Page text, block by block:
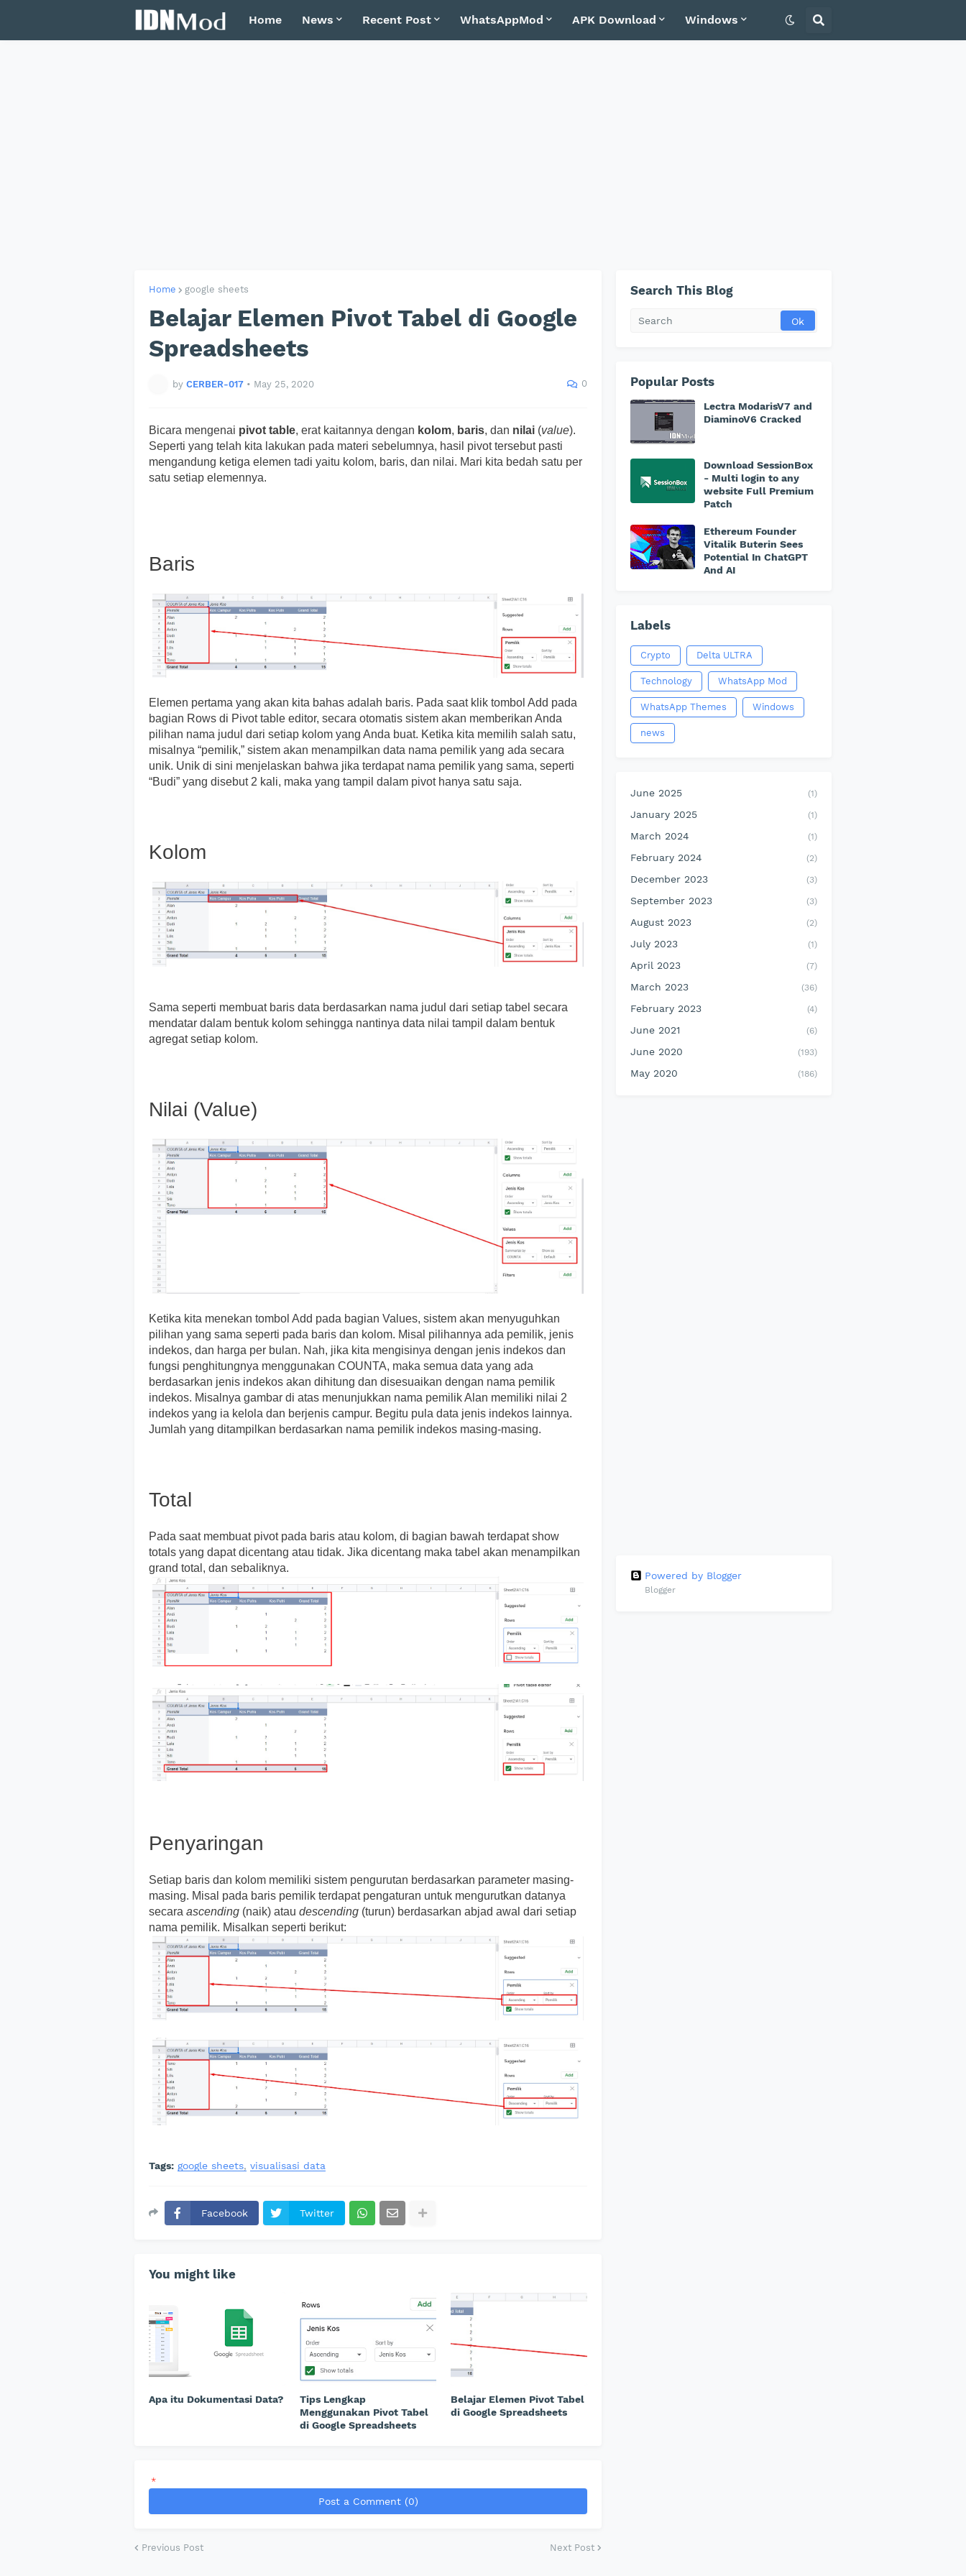
Home News Recent Post WhatsAppMod APK Download Windows
Home google sheets
Belajar Elemen Pivot Tabel di Google
Spreadsheets
by CERBER-017 • May 25, 2020 0
Bicara mengenai pivot table, erat kaitannya dengan kolom, baris, dan nilai (value).
Seperti yang telah kita lakukan pada materi sebelumnya, hasil pivot tersebut pasti
mengandung ketiga elemen tadi yaitu kolom, baris, dan nilai. Mari kita bedah satu per
satu setiap elemennya.
Baris
Elemen pertama yang akan kita bahas adalah baris. Pada saat klik tombol Add pada
bagian Rows di Pivot table editor, secara otomatis sistem akan memberikan Anda
pilihan nama judul dari setiap kolom yang Anda buat. Ketika kita memilih salah satu,
misalnya “pemilik,” sistem akan menampilkan data nama pemilik yang ada secara
unik. Unik di sini menjelaskan bahwa jika terdapat nama pemilik yang sama, seperti
“Budi” yang disebut 2 kali, maka yang tampil dalam pivot hanya satu saja.
Kolom
Sama seperti membuat baris data berdasarkan nama judul dari setiap tabel secara
mendatar dalam bentuk kolom sehingga nantinya data nilai tampil dalam bentuk
agregat setiap kolom.
Nilai (Value)
Ketika kita menekan tombol Add pada bagian Values, sistem akan menyuguhkan
pilihan yang sama seperti pada baris dan kolom. Misal pilihannya ada pemilik, jenis
indekos, dan harga per bulan. Nah, jika kita mengisinya dengan jenis indekos dan
fungsi penghitungnya menggunakan COUNTA, maka semua data yang ada
berdasarkan jenis indekos akan dihitung dan disesuaikan dengan nama pemilik
indekos. Misalnya gambar di atas menunjukkan nama pemilik Alan memiliki nilai 2
indekos yang ia kelola dan berjenis campur. Begitu pula data jenis indekos lainnya.
Jumlah yang ditampilkan berdasarkan nama pemilik indekos masing-masing.
Total
Pada saat membuat pivot pada baris atau kolom, di bagian bawah terdapat show
totals yang dapat dicentang atau tidak. Jika dicentang maka tabel akan menampilkan
grand total, dan sebaliknya.
Penyaringan
Setiap baris dan kolom memiliki sistem pengurutan berdasarkan parameter masing-
masing. Misal pada baris pemilik terdapat pengaturan untuk mengurutkan datanya
secara ascending (naik) atau descending (turun) berdasarkan abjad awal dari setiap
nama pemilik. Misalkan seperti berikut:
Tags: google sheets visualisasi data
Facebook Twitter
You might like
Apa itu Dokumentasi Data?
Tips Lengkap
Menggunakan Pivot Tabel
di Google Spreadsheets
Belajar Elemen Pivot Tabel
di Google Spreadsheets
*
Post a Comment (0)
Previous Post Next Post
Search This Blog
Popular Posts
Lectra ModarisV7 and
DiaminoV6 Cracked
Download SessionBox
- Multi login to any
website Full Premium
Patch
Ethereum Founder
Vitalik Buterin Sees
Potential In ChatGPT
And AI
Labels
Crypto Delta ULTRA
Technology WhatsApp Mod
WhatsApp Themes Windows
news
June 2025 (1)
January 2025 (1)
March 2024 (1)
February 2024 (2)
December 2023 (3)
September 2023 (3)
August 2023 (2)
July 2023 (1)
April 2023 (7)
March 2023 (36)
February 2023 (4)
June 2021 (6)
June 2020 (193)
May 2020 (186)
Powered by Blogger
Blogger